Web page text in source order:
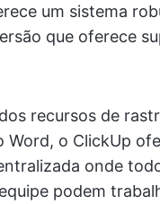
um sistema
que oferece
recursos de
Word, o ClickUp
onde
podem